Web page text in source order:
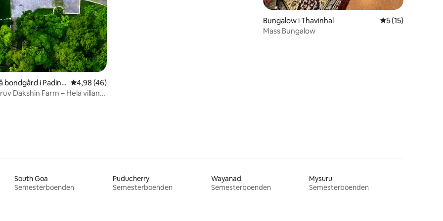
bondgård i Padinja 4,98 av 5 i genomsnittligt betyg, 46 omdömen
4,98 (46)
Dakshin Farm – Hela villan,
Bungalow i Thavinhal 5 av 5 i
5 (15)
Mass Bungalow
South Goa
Semesterboenden
Puducherry
Semesterboenden
Wayanad
Semesterboenden
Mysuru
Semesterboenden